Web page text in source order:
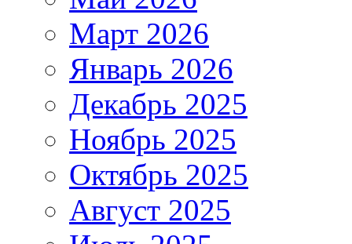
Март 2026
Январь 2026
Декабрь 2025
Ноябрь 2025
Октябрь 2025
Август 2025